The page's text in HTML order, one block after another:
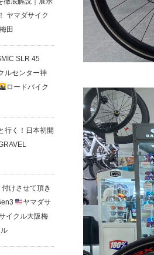
ヤマダサイク
田
SLR 45
ルセンター神
ロードバイク
行く！日本初開
けさせて頂き
ヤマダサ
イクル大阪梅